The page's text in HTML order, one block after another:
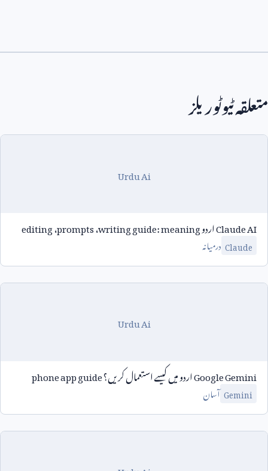
متعلقہ ٹیوٹوریلز
Urdu Ai
Claude AIاردوwriting guide: meaning،prompts،editing
Claude درمیانہ
Urdu Ai
Google Geminiاردو میں کیسے استعمال کریں؟phone app guide
Geminiآسان